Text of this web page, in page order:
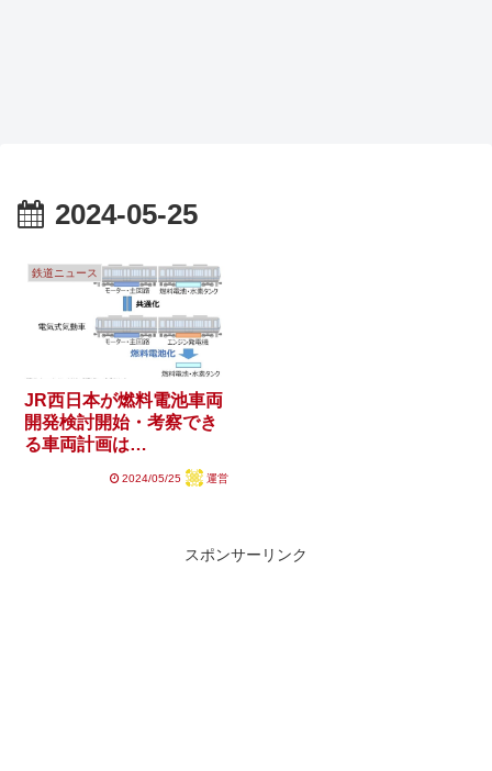
2024-05-25
鉄道ニュース
JR西日本が燃料電池車両
開発検討開始・考察でき
る車両計画は…
2024/05/25 運営
スポンサーリンク